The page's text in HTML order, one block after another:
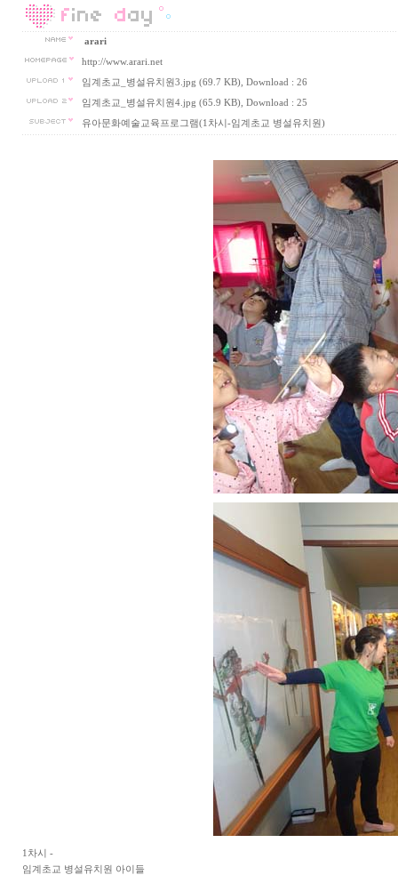
arari
http://www.arari.net
임계초교_병설유치원3.jpg (69.7 KB), Download : 26
임계초교_병설유치원4.jpg (65.9 KB), Download : 25
유아문화예술교육프로그램(1차시-임계초교 병설유치원)
1차시 -
임계초교 병설유치원 아이들